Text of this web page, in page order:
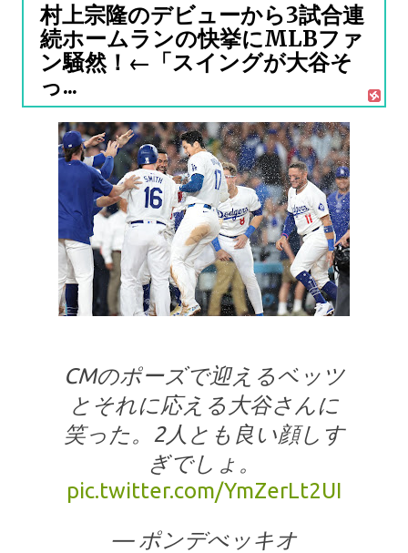
村上宗隆のデビューから3試合連
続ホームランの快挙にMLBファ
ン騒然！←「スイングが大谷そ
っ...
CMのポーズで迎えるベッツ
とそれに応える大谷さんに
笑った。2人とも良い顔しす
ぎでしょ。
pic.twitter.com/YmZerLt2UI
— ポンデべッキオ